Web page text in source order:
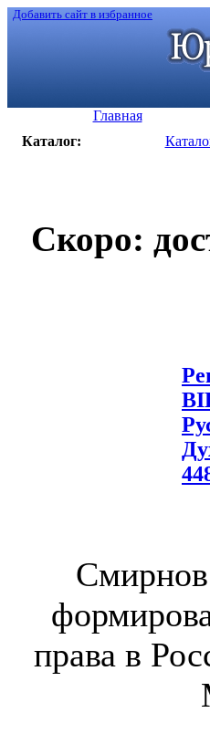
Добавить сайт в избранное
Главная
Каталог:
Скоро:
права в